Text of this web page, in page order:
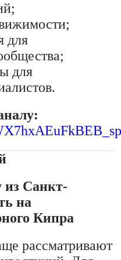
для
для
из Санкт-
на
Кипра
рассматривают